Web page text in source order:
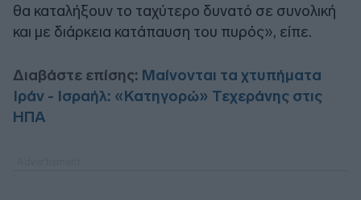
θα καταλήξουν το ταχύτερο δυνατό σε συνολική
και με διάρκεια κατάπαυση του πυρός», είπε.
Διαβάστε επίσης: Μαίνονται τα χτυπήματα
Ιράν - Ισραήλ: «Κατηγορώ» Τεχεράνης στις
ΗΠΑ